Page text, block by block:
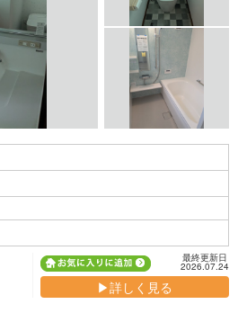
最終更新日
2026.07.24
▶詳しく見る